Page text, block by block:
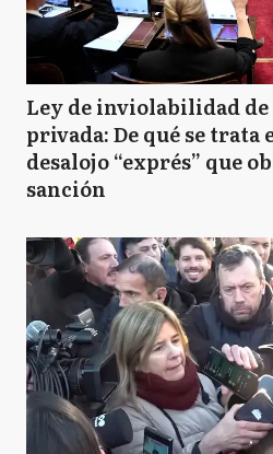
Ley de inviolabilidad
privada: De qué se trata
desalojo “exprés” que
sanción